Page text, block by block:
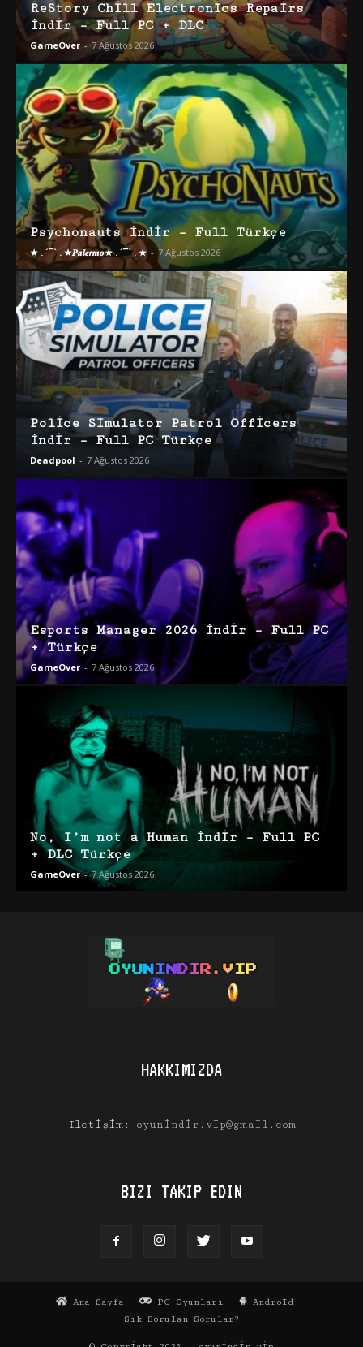
ReStory Chill Electronics Repairs
İndir – Full PC + DLC
GameOver - 7 Ağustos 2026
Psychonauts İndir – Full Türkçe
★·.·´¯`·.·★𝑷𝒂𝒍𝒆𝒓𝒎𝒐★·.·´¯`·.·★ - 7 Ağustos 2026
Police Simulator Patrol Officers
İndir – Full PC Türkçe
Deadpool - 7 Ağustos 2026
Esports Manager 2026 İndir – Full PC
+ Türkçe
GameOver - 7 Ağustos 2026
No, I’m not a Human İndir – Full PC
+ DLC Türkçe
GameOver - 7 Ağustos 2026
HAKKIMIZDA
İletişim: oyunindir.vip@gmail.com
BIZI TAKIP EDIN
Ana Sayfa PC Oyunları
Android
Sık Sorulan Sorular?